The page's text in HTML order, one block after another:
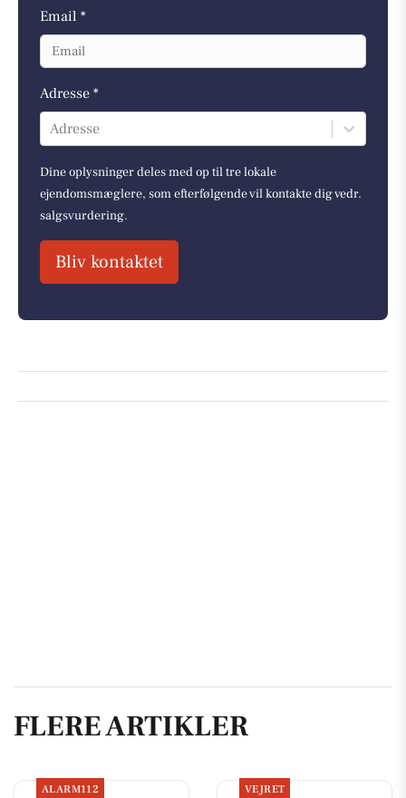
Email *
Adresse *
Adresse
Dine oplysninger deles med op til tre lokale
ejendomsmæglere, som efterfølgende vil kontakte dig vedr.
salgsvurdering.
Bliv kontaktet
FLERE ARTIKLER
ALARM112 VEJRET